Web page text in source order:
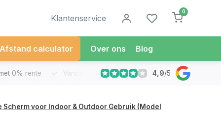
Klantenservice
0
Afstand calculator Over ons Blog
0% rente Vandaag besteldMorgen in Huis*
4,9/5
voor Indoor & Outdoor Gebruik (Model